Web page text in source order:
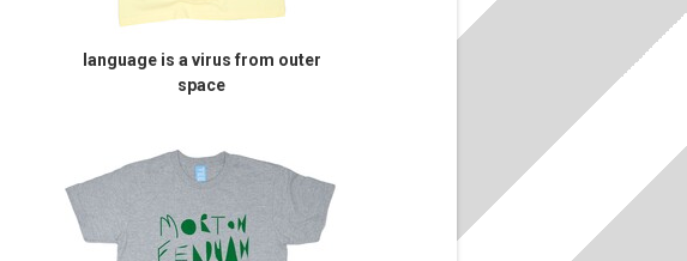
language is a virus from outer
space